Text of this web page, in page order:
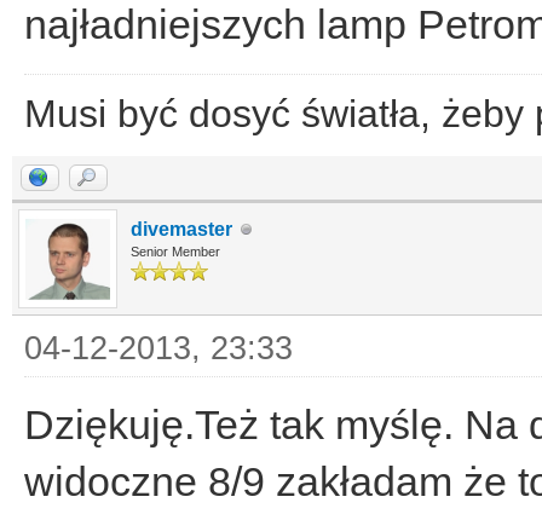
najładniejszych lamp
Musi być dosyć światła,
divemaster
Senior Member
04-12-2013, 23:33
Dziękuję.Też tak myślę.
widoczne 8/9 zakładam że